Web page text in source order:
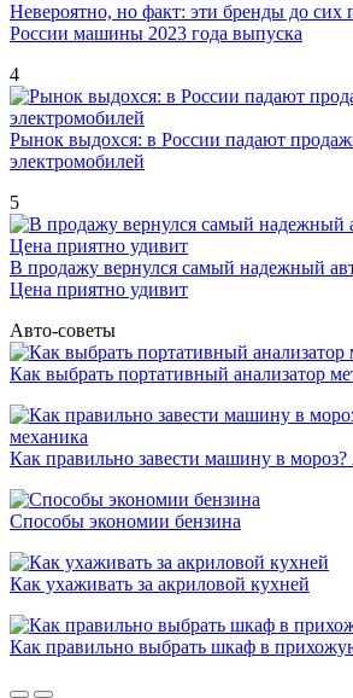
Невероятно, но факт: эти бренды до сих
России машины 2023 года выпуска
4
Рынок выдохся: в России падают
электромобилей
5
В продажу вернулся самый надежный
Цена приятно удивит
Авто-советы
Как выбрать портативный анализатор
Как правильно завести машину в
Способы экономии бензина
Как ухаживать за акриловой кухней
Как правильно выбрать шкаф в